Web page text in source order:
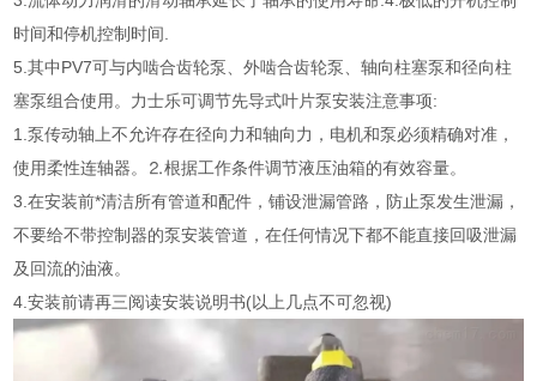
时间和停机控制时间.
5.其中PV7可与内啮合齿轮泵、外啮合齿轮泵、轴向柱塞泵和径向柱
塞泵组合使用。力士乐可调节先导式叶片泵安装注意事项:
1.泵传动轴上不允许存在径向力和轴向力，电机和泵必须精确对准，
使用柔性连轴器。⒉根据工作条件调节液压油箱的有效容量。
3.在安装前*清洁所有管道和配件，铺设泄漏管路，防止泵发生泄漏，
不要给不带控制器的泵安装管道，在任何情况下都不能直接回吸泄漏
及回流的油液。
4.安装前请再三阅读安装说明书(以上几点不可忽视)